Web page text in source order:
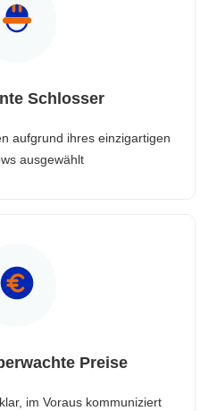
Schlosser
aufgrund ihres einzigartigen
ausgewählt
Preise
im Voraus kommuniziert